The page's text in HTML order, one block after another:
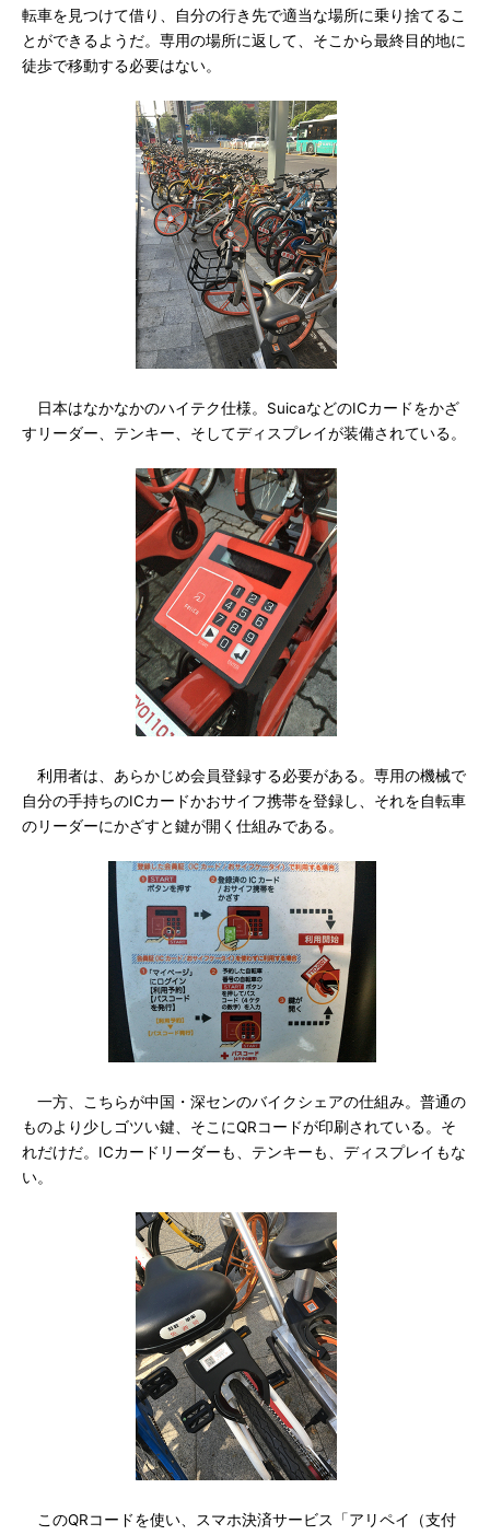
転車を見つけて借り、自分の行き先で適当な場所に乗り捨てるこ
とができるようだ。専用の場所に返して、そこから最終目的地に
徒歩で移動する必要はない。
日本はなかなかのハイテク仕様。SuicaなどのICカードをかざ
すリーダー、テンキー、そしてディスプレイが装備されている。
利用者は、あらかじめ会員登録する必要がある。専用の機械で
自分の手持ちのICカードかおサイフ携帯を登録し、それを自転車
のリーダーにかざすと鍵が開く仕組みである。
一方、こちらが中国・深センのバイクシェアの仕組み。普通の
ものより少しゴツい鍵、そこにQRコードが印刷されている。そ
れだけだ。ICカードリーダーも、テンキーも、ディスプレイもな
い。
このQRコードを使い、スマホ決済サービス「アリペイ（支付